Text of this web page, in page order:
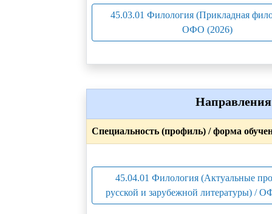
45.03.01 Филология (Прикладная
ОФО (2026)
Направления
Специальность (профиль) / форма
45.04.01 Филология (Актуальные
русской и зарубежной литературы) /